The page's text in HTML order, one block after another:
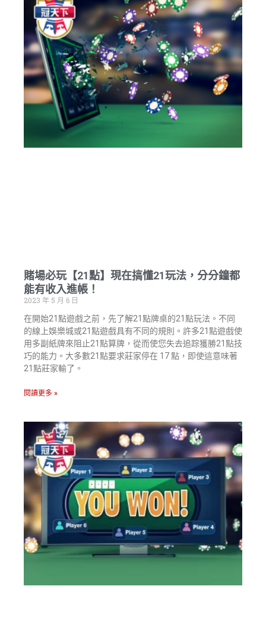
賭場必玩【21點】現在搞懂21玩法，分分鐘都
能有收入進帳！
2023 年 5 月 6 日
在開始21點遊戲之前，先了解21點牌桌的21點玩法。不同
的線上娛樂城或21點遊戲具有不同的規則。許多21點遊戲使
用多副紙牌來阻止21點算牌，從而使您失去追踪獲勝21點技
巧的能力。大多數21點要求莊家停在 17 點，即使這意味著
21點莊家輸了。
閱讀更多 »